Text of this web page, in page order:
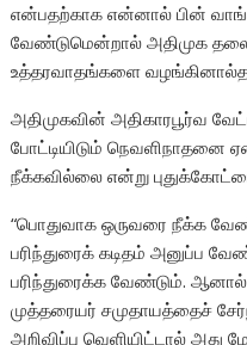
என்பதற்காக என்னால் பின் வாங்க
வேண்டுமென்றால் அதிமுக
உத்தரவாதங்களை
அதிமுகவின் அதிகாரபூர்வ
போட்டியிடும்
நீக்கவில்லை என்று
“பொதுவாக ஒருவரை நீக்க
பரிந்துரைக் கடிதம் அனுப்ப
பரிந்துரைக்க வேண்டும். ஆனால்
முத்தரையர் சமுதாயத்தைச்
அறிவிப்பு வெளியிட்டால் அது